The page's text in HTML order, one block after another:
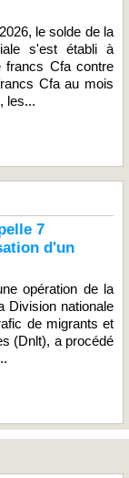
le solde de la
s'est établi à
francs Cfa contre
Cfa au mois
les...
7
d'un
opération de la
Division nationale
de migrants et
(Dnlt), a procédé